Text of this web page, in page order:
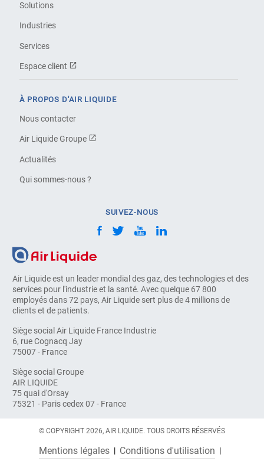
Air Liquide est un leader mondial des gaz, des technologies et des
services pour l'industrie et la santé. Avec quelque 67 800
employés dans 72 pays, Air Liquide sert plus de 4 millions de
clients et de patients.
Siège social Air Liquide France Industrie
6, rue Cognacq Jay
75007 - France
Siège social Groupe
AIR LIQUIDE
75 quai d'Orsay
75321 - Paris cedex 07 - France
Solutions
Industries
Services
Espace client
À PROPOS D'AIR LIQUIDE
Nous contacter
Air Liquide Groupe
Actualités
Qui sommes-nous ?
SUIVEZ-NOUS
© COPYRIGHT 2026, AIR LIQUIDE. TOUS DROITS RÉSERVÉS
Mentions légales Conditions d'utilisation